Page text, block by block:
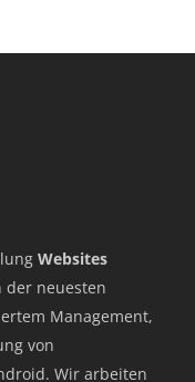
Websites
der neuesten
Management,
von
Wir arbeiten